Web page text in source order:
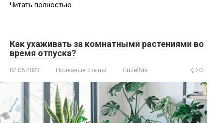
Читать полностью
Как ухаживать за комнатными растениями во
время отпуска?
02.05.2023 Полезные статьи GuzelNik 0